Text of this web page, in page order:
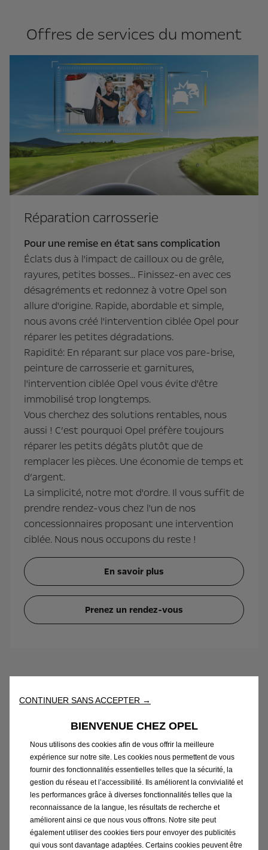
Offres de services du moment
Réparation carrosserie
Pour une remise en état sans complication
Éclats dus à l'impact de cailloux ou de grêle,
rayures, petites bosses... Finissez-en avec ces
désagréments et redonnez à votre Opel son
allure d'origine. Rapide, abordable et simple,
nous avons créé l'intervention ciblée Opel pour
réparer les petites dégradations.
Rapidité: En réparant sur place vos pare-brise,
peinture de carrosserie et garnitures,
l'intervention ciblée Opel vous évite d'être
immobilisé trop longtemps.
Vous cherchez des solutions rentables, nous
aussi ! C’est pourquoi Opel préfère toujours
réparer les petits dégâts plutôt que de
remplacer les pièces. Une économie de temps et
d’argent.
La simplicité, notre mot d'ordre. Il vous suffit de
prendre rendez-vous chez l'un de nos
concessionnaires proposant une intervention
ciblée. Nous nous occupons du reste !
En savoir plus
Prenez un rendez-vous
Contrôles
CONTINUER SANS ACCEPTER →
BIENVENUE CHEZ OPEL
Nous utilisons des cookies afin de vous offrir la meilleure
expérience sur notre site. Les cookies nous permettent de vous
fournir des fonctionnalités essentielles telles que la sécurité, la
gestion du réseau et l’accessibilité. Ils améliorent la convivialité et
les performances grâce à diverses fonctionnalités telles que la
reconnaissance de la langue, les résultats de recherche et
améliorent ainsi ce que nous vous offrons. Notre site peut
également utiliser des cookies tiers pour envoyer des publicités
qui vous sont davantage adaptées. Certains cookies peuvent être